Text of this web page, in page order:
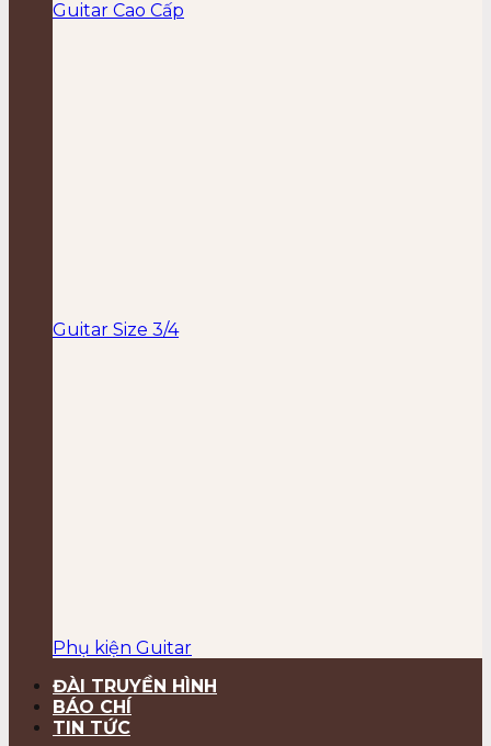
Guitar Cao Cấp
Guitar Size 3/4
Phụ kiện Guitar
ĐÀI TRUYỀN HÌNH
BÁO CHÍ
TIN TỨC